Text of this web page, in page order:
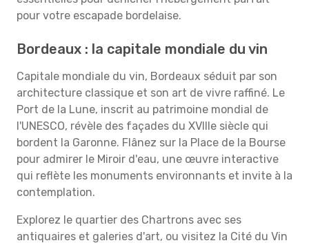
pour votre escapade bordelaise.
Bordeaux : la capitale mondiale du vin
Capitale mondiale du vin, Bordeaux séduit par son
architecture classique et son art de vivre raffiné. Le
Port de la Lune, inscrit au patrimoine mondial de
l'UNESCO, révèle des façades du XVIIIe siècle qui
bordent la Garonne. Flânez sur la Place de la Bourse
pour admirer le Miroir d'eau, une œuvre interactive
qui reflète les monuments environnants et invite à la
contemplation.
Explorez le quartier des Chartrons avec ses
antiquaires et galeries d'art, ou visitez la Cité du Vin